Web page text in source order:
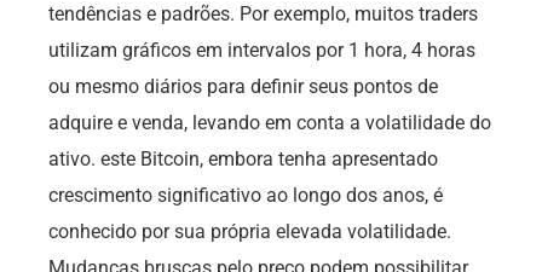
tendências e padrões. Por exemplo, muitos traders
utilizam gráficos em intervalos por 1 hora, 4 horas
ou mesmo diários para definir seus pontos de
adquire e venda, levando em conta a volatilidade do
ativo. este Bitcoin, embora tenha apresentado
crescimento significativo ao longo dos anos, é
conhecido por sua própria elevada volatilidade.